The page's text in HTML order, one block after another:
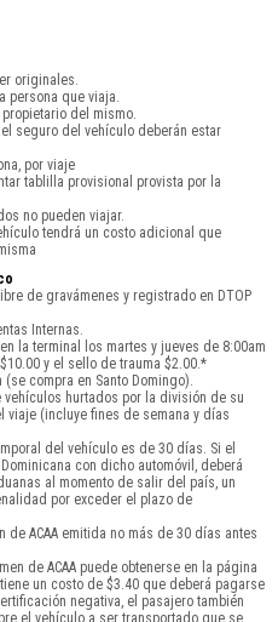
originales.
persona que viaja.
del mismo.
seguro del vehículo deberán estar
por viaje
tablilla provisional provista por la
no pueden viajar.
tendrá un costo adicional que
de gravámenes y registrado en DTOP
Internas.
la terminal los martes y jueves de 8:00am
y el sello de trauma $2.00.*
compra en Santo Domingo).
hurtados por la división de su
viaje (incluye fines de semana y días
del vehículo es de 30 días. Si el
con dicho automóvil, deberá
al momento de salir del país, un
por exceder el plazo de
de ACAA emitida no más de 30 días antes
de ACAA puede obtenerse en la página
un costo de $3.40 que deberá pagarse
negativa, el pasajero también
el vehículo a ser transportado que se